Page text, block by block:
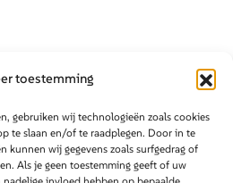
toestemming
gebruiken wij technologieën zoals cookies
te slaan en/of te raadplegen. Door in te
kunnen wij gegevens zoals surfgedrag of
Als je geen toestemming geeft of uw